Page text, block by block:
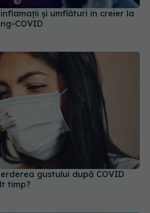
și umflături în creier la
COVID
gustului după COVID
timp?